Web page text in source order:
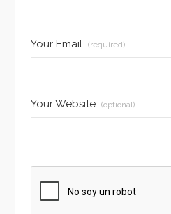
Your Email (required)
Your Website (optional)